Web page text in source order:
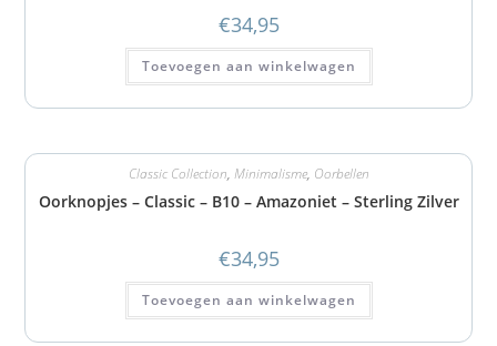
€34,95
Toevoegen aan winkelwagen
Classic Collection, Minimalisme, Oorbellen
Oorknopjes – Classic – B10 – Amazoniet – Sterling Zilver
€34,95
Toevoegen aan winkelwagen